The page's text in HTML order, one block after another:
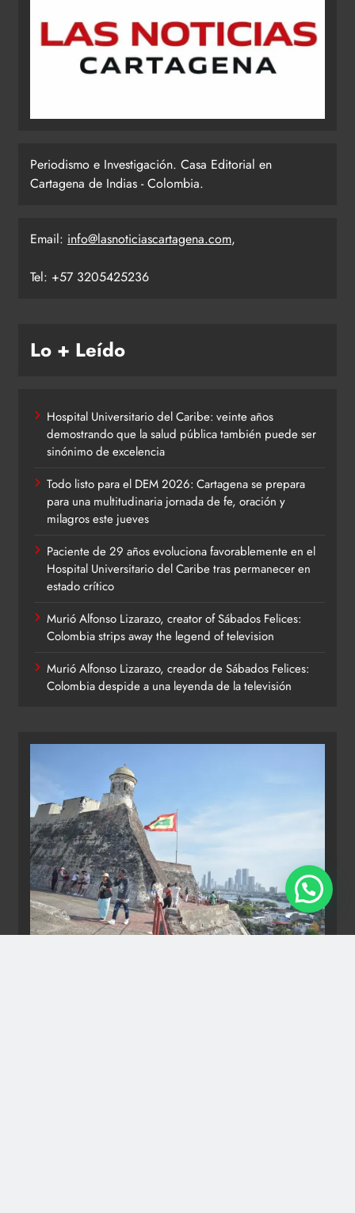
Periodismo e Investigación. Casa Editorial en
Cartagena de Indias - Colombia.
Email: info@lasnoticiascartagena.com,
Tel: +57 3205425236
Lo + Leído
Hospital Universitario del Caribe: veinte años
demostrando que la salud pública también puede ser
sinónimo de excelencia
Todo listo para el DEM 2026: Cartagena se prepara
para una multitudinaria jornada de fe, oración y
milagros este jueves
Paciente de 29 años evoluciona favorablemente en el
Hospital Universitario del Caribe tras permanecer en
estado crítico
Murió Alfonso Lizarazo, creator of Sábados Felices:
Colombia strips away the legend of television
Murió Alfonso Lizarazo, creador de Sábados Felices:
Colombia despide a una leyenda de la televisión